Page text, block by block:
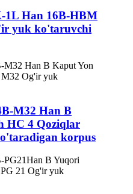
1L Han 16B-HBM
yuk ko'taruvchi
M32 Han B
HC 4 Qoziqlar
korpus